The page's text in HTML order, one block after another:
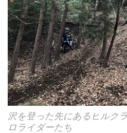
沢を登った先にあるヒルク
ロライダーたち